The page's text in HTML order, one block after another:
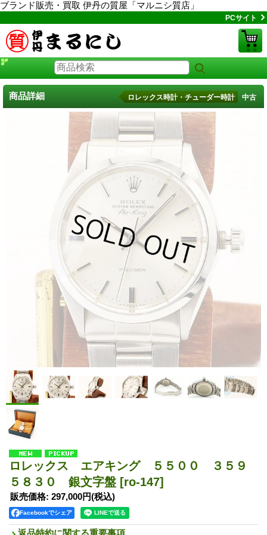
ブランド販売・買取 伊丹の質屋「マルニシ質店」
PCサイト
商品詳細 ロレックス時計・チューダー時計 中古
ロレックス エアキング ５５００ ３５９
５８３０ 銀文字盤 [ro-147]
販売価格: 297,000円(税込)
Facebookでシェア
返品特約に関する重要事項